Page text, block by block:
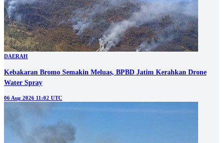
DAERAH
Kebakaran Bromo Semakin Meluas, BPBD Jatim Kerahkan Drone
Water Spray
06 Aug 2026 11:02 UTC